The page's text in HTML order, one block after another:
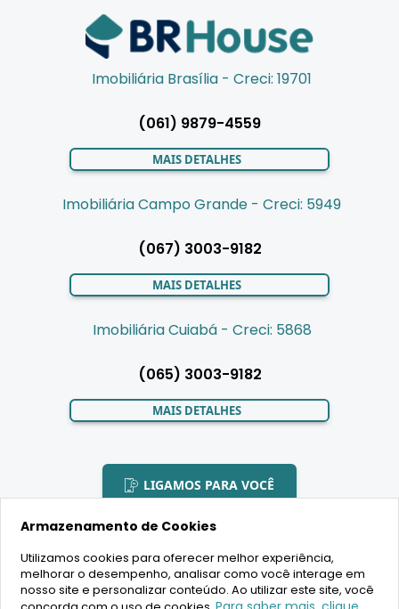
Imobiliária Brasília - Creci: 19701
(061) 9879-4559
MAIS DETALHES
Imobiliária Campo Grande - Creci: 5949
(067) 3003-9182
MAIS DETALHES
Imobiliária Cuiabá - Creci: 5868
(065) 3003-9182
MAIS DETALHES
LIGAMOS PARA VOCÊ
2020 Copyright - BR House Inteligência Imobiliária LTDA -
16.630.405/0001-43 - CRECI 19701 - Todos os direitos reservados
Armazenamento de Cookies
Utilizamos cookies para oferecer melhor experiência,
melhorar o desempenho, analisar como você interage em
nosso site e personalizar conteúdo. Ao utilizar este site, você